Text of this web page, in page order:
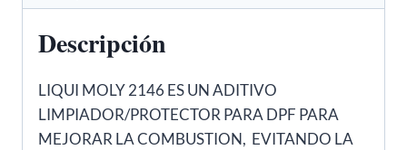
Descripción
LIQUI MOLY 2146 ES UN ADITIVO
LIMPIADOR/PROTECTOR PARA DPF PARA
MEJORAR LA COMBUSTION, EVITANDO LA